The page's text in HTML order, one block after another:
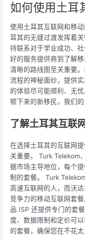
如何使用土耳
使用土耳其互联网和移
耳其的无缝过渡发挥着
持联系对于学业成功、
好的服务提供商到了解
清晰的路线图至关重要
流程的神秘面纱，提供
的体验尽可能顺利、无
顿下来的新移民，我们
了解土耳其互联
在选择土耳其的互联网
关重要。 Turk Telekom
据市场主导地位，每个
制的套餐。 Turk
高速互联网的人，而沃
竞争力的移动互联网套
品 ISP 还提供专门的套
度、数据限制和定价可
的套餐，确保您在不花